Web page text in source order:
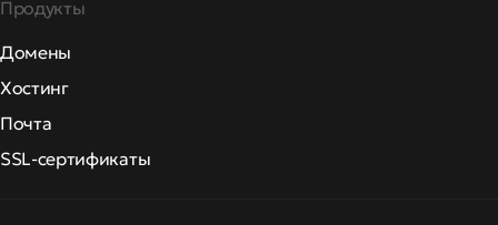
Продукты
Домены
Хостинг
Почта
SSL-сертификаты